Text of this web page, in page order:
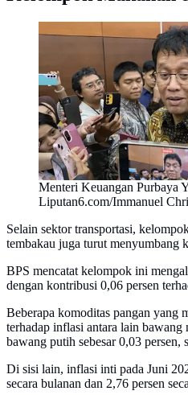
Menteri Keuangan Purbaya
Liputan6.com/Immanuel
Selain sektor transportasi,
tembakau juga turut menyumbang
BPS mencatat kelompok ini
dengan kontribusi 0,06 persen
Beberapa komoditas pangan yang
terhadap inflasi antara lain bawang
bawang putih sebesar 0,03 persen,
Di sisi lain, inflasi inti pada Juni
secara bulanan dan 2,76 persen